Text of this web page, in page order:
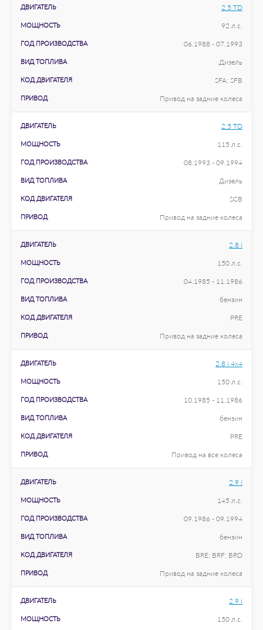
ДВИГАТЕЛЬ 2.5 TD
МОЩНОСТЬ 92 л.с.
ГОД ПРОИЗВОДСТВА 06.1988 - 07.1993
ВИД ТОПЛИВА Дизель
КОД ДВИГАТЕЛЯ SFA; SFB
ПРИВОД Привод на задние колеса
ДВИГАТЕЛЬ 2.5 TD
МОЩНОСТЬ 115 л.с.
ГОД ПРОИЗВОДСТВА 08.1993 - 09.1994
ВИД ТОПЛИВА Дизель
КОД ДВИГАТЕЛЯ SCB
ПРИВОД Привод на задние колеса
ДВИГАТЕЛЬ 2.8 i
МОЩНОСТЬ 150 л.с.
ГОД ПРОИЗВОДСТВА 04.1985 - 11.1986
ВИД ТОПЛИВА бензин
КОД ДВИГАТЕЛЯ PRE
ПРИВОД Привод на задние колеса
ДВИГАТЕЛЬ 2.8 i 4x4
МОЩНОСТЬ 150 л.с.
ГОД ПРОИЗВОДСТВА 10.1985 - 11.1986
ВИД ТОПЛИВА бензин
КОД ДВИГАТЕЛЯ PRE
ПРИВОД Привод на все колеса
ДВИГАТЕЛЬ 2.9 i
МОЩНОСТЬ 145 л.с.
ГОД ПРОИЗВОДСТВА 09.1986 - 09.1994
ВИД ТОПЛИВА бензин
КОД ДВИГАТЕЛЯ BRE; BRF; BRD
ПРИВОД Привод на задние колеса
ДВИГАТЕЛЬ 2.9 i
МОЩНОСТЬ 150 л.с.